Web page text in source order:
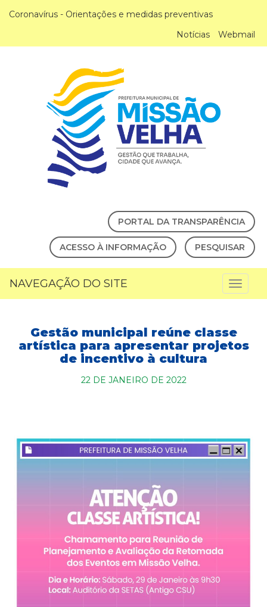
Coronavírus - Orientações e medidas preventivas
Notícias
Webmail
PORTAL DA TRANSPARÊNCIA
ACESSO À INFORMAÇÃO PESQUISAR
NAVEGAÇÃO DO SITE
Gestão municipal reúne classe
artística para apresentar projetos
de incentivo à cultura
22 DE JANEIRO DE 2022